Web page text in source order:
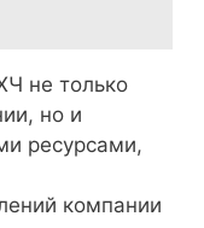
не только
но и
ресурсами,
компании